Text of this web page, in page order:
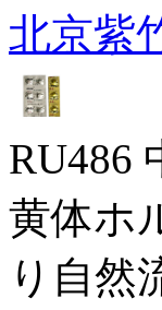
北京紫
RU486
黄体ホ
り自然